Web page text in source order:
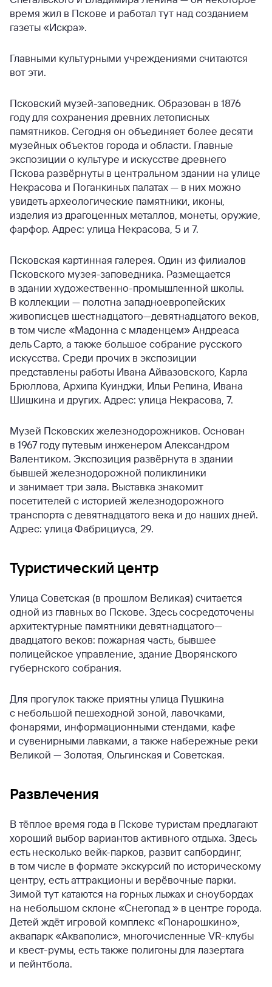
время жил в Пскове и работал тут над созданием
газеты «Искра».
Главными культурными учреждениями считаются
вот эти.
Псковский музей-заповедник. Образован в 1876
году для сохранения древних летописных
памятников. Сегодня он объединяет более десяти
музейных объектов города и области. Главные
экспозиции о культуре и искусстве древнего
Пскова развёрнуты в центральном здании на улице
Некрасова и Поганкиных палатах — в них можно
увидеть археологические памятники, иконы,
изделия из драгоценных металлов, монеты, оружие,
фарфор. Адрес: улица Некрасова, 5 и 7.
Псковская картинная галерея. Один из филиалов
Псковского музея-заповедника. Размещается
в здании художественно-промышленной школы.
В коллекции — полотна западноевропейских
живописцев шестнадцатого—девятнадцатого веков,
в том числе «Мадонна с младенцем» Андреаса
дель Сарто, а также большое собрание русского
искусства. Среди прочих в экспозиции
представлены работы Ивана Айвазовского, Карла
Брюллова, Архипа Куинджи, Ильи Репина, Ивана
Шишкина и других. Адрес: улица Некрасова, 7.
Музей Псковских железнодорожников. Основан
в 1967 году путевым инженером Александром
Валентиком. Экспозиция развёрнута в здании
бывшей железнодорожной поликлиники
и занимает три зала. Выставка знакомит
посетителей с историей железнодорожного
транспорта с девятнадцатого века и до наших дней.
Адрес: улица Фабрициуса, 29.
Туристический центр
Улица Советская (в прошлом Великая) считается
одной из главных во Пскове. Здесь сосредоточены
архитектурные памятники девятнадцатого—
двадцатого веков: пожарная часть, бывшее
полицейское управление, здание Дворянского
губернского собрания.
Для прогулок также приятны улица Пушкина
с небольшой пешеходной зоной, лавочками,
фонарями, информационными стендами, кафе
и сувенирными лавками, а также набережные реки
Великой — Золотая, Ольгинская и Советская.
Развлечения
В тёплое время года в Пскове туристам предлагают
хороший выбор вариантов активного отдыха. Здесь
есть несколько вейк-парков, развит сапбординг,
в том числе в формате экскурсий по историческому
центру, есть аттракционы и верёвочные парки.
Зимой тут катаются на горных лыжах и сноубордах
на небольшом склоне «Снегопад » в центре города.
Детей ждёт игровой комплекс «Понарошкино»,
аквапарк «Акваполис», многочисленные VR-клубы
и квест-румы, есть также полигоны для лазертага
и пейнтбола.